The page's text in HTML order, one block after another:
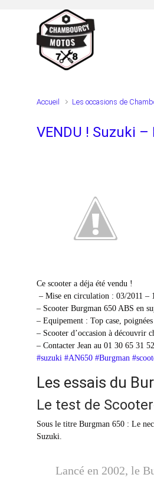
Skip to main content
Accueil Les occasions de
VENDU ! Suzuki
Ce scooter a déja été vendu !
– Mise en circulation : 03/2011 –
– Scooter Burgman 650 ABS en
– Equipement : Top case,
– Scooter d’occasion à découvrir
– Contacter Jean au 01 30 65 31 52
#suzuki #AN650 #Burgman
Les essais du
Le test de
Sous le titre Burgman 650 : Le
Suzuki.
Lancé en 2002, le